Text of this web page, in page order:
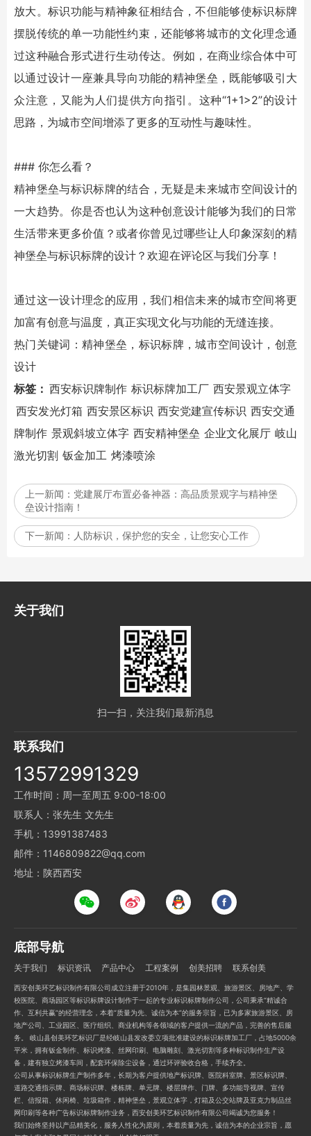
放大。标识功能与精神象征相结合，不但能够使标识标牌
摆脱传统的单一功能性约束，还能够将城市的文化理念通
过这种融合形式进行生动传达。例如，在商业综合体中可
以通过设计一座兼具导向功能的精神堡垒 ，既能够吸引大
众注意，又能为人们提供方向指引。这种“1+1>2”的设计
思路，为城市空间增添了更多的互动性与趣味性。
### 你怎么看？
精神堡垒与标识标牌的结合，无疑是未来城市空间设计的
一大趋势。你是否也认为这种创意设计能够为我们的日常
生活带来更多价值？或者你曾见过哪些让人印象深刻的精
神堡垒与标识标牌的设计？欢迎在评论区与我们分享！
通过这一设计理念的应用，我们相信未来的城市空间将更
加富有创意与温度，真正实现文化与功能的无缝连接。
热门关键词： 精神堡垒 ，标识标牌，城市空间设计，创意
设计
标签： 西安标识牌制作 标识标牌加工厂 西安景观立体字
西安发光灯箱 西安景区标识 西安党建宣传标识 西安交通
牌制作 景观斜坡立体字 西安精神堡垒 企业文化展厅 岐山
激光切割 钣金加工 烤漆喷涂
上一新闻： 党建展厅布置必备神器：高品质景观字与精神堡
垒设计指南！
下一新闻： 人防标识，保护您的安全，让您安心工作
关于我们
扫一扫，关注我们最新消息
联系我们
13572991329
工作时间：周一至周五 9:00-18:00
联系人：张先生 文先生
手机：13991387483
邮件：1146809822@qq.com
地址：陕西西安
底部导航
关于我们 标识资讯 产品中心 工程案例 创美招聘 联系创美
西安创美环艺标识制作有限公司成立注册于2010年，是集园林景观、旅游景区、房地产、学
校医院、商场园区等标识标牌设计制作于一起的专业标识标牌制作公司，公司秉承“精诚合
作、互利共赢”的经营理念，本着“质量为先、诚信为本”的服务宗旨，已为多家旅游景区、房
地产公司、工业园区、医疗组织、商业机构等各领域的客户提供一流的产品，完善的售后服
务。 岐山县创美环艺标识厂是经岐山县发改委立项批准建设的标识标牌加工厂，占地5000余
平米，拥有钣金制作、标识烤漆、丝网印刷、电脑雕刻、激光切割等多种标识制作生产设
备，建有独立烤漆车间，配套环保除尘设备，通过环评验收合格，手续齐全。
公司从事标识标牌生产制作多年，长期为客户提供地产标识牌、医院科室牌、景区标识牌、
道路交通指示牌、商场标识牌、楼栋牌、单元牌、楼层牌作、门牌、多功能导视牌、宣传
栏、信报箱、休闲椅、垃圾箱作，精神堡垒，景观立体字，灯箱及公交站牌及亚克力制品丝
网印刷等各种广告标识标牌制作业务，西安创美环艺标识制作有限公司竭诚为您服务！
我们始终坚持以产品精美化，服务人性化为原则，本着质量为先，诚信为本的企业宗旨，愿